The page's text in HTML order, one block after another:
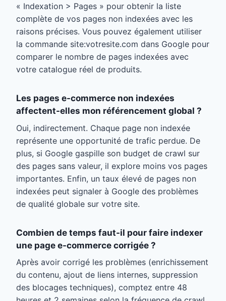
« Indexation > Pages » pour obtenir la liste
complète de vos pages non indexées avec les
raisons précises. Vous pouvez également utiliser
la commande site:votresite.com dans Google pour
comparer le nombre de pages indexées avec
votre catalogue réel de produits.
Les pages e-commerce non indexées
affectent-elles mon référencement global ?
Oui, indirectement. Chaque page non indexée
représente une opportunité de trafic perdue. De
plus, si Google gaspille son budget de crawl sur
des pages sans valeur, il explore moins vos pages
importantes. Enfin, un taux élevé de pages non
indexées peut signaler à Google des problèmes
de qualité globale sur votre site.
Combien de temps faut-il pour faire indexer
une page e-commerce corrigée ?
Après avoir corrigé les problèmes (enrichissement
du contenu, ajout de liens internes, suppression
des blocages techniques), comptez entre 48